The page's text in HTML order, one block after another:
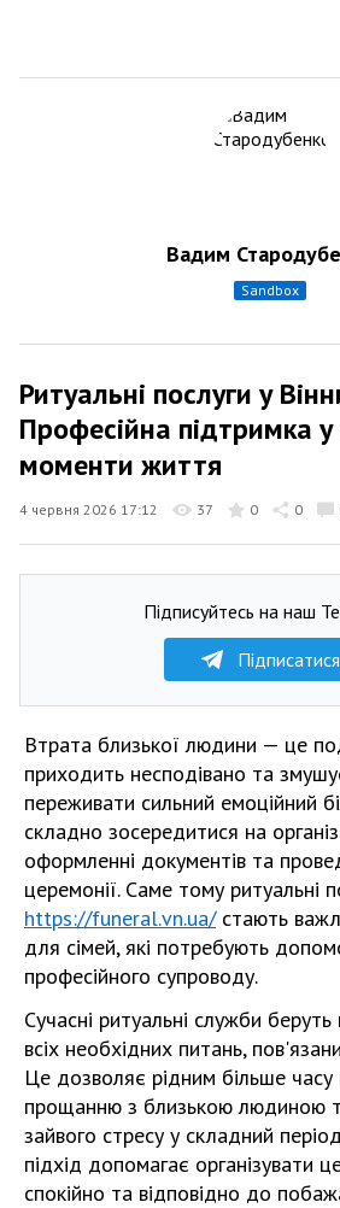
Вадим
sandbox
Ритуальні послуги у
Професійна підтримка
моменти життя
4 червня 2026 17:12 37 0 0
Підписуйтесь на наш
Підписатися
Втрата близької людини — це
приходить несподівано та
переживати сильний емоційний
складно зосередитися на
оформленні документів та
церемонії. Саме тому ритуальні
https://funeral.vn.ua/стають
для сімей, які потребують
професійного супроводу.
Сучасні ритуальні служби
всіх необхідних питань,
Це дозволяє рідним більше часу
прощанню з близькою людиною
зайвого стресу у складний
підхід допомагає організувати
спокійно та відповідно до